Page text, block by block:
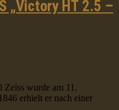
„Victory HT 2.5 –
Zeiss wurde am 11.
erhielt er nach einer